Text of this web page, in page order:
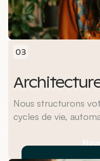
03
Nous structurons
cycles de vie,